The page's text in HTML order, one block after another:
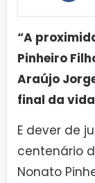
“A
Pinheiro
Araújo
final da
E dever de
centenário
Nonato